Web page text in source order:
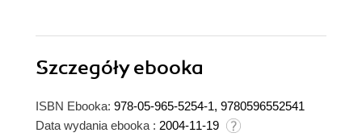
Szczegółyebooka
ISBN Ebooka: 978-05-965-5254-1, 9780596552541
Data wydania ebooka : 2004-11-19